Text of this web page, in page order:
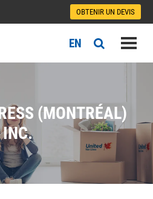
OBTENIR UN DEVIS
EN
(MONTRÉAL)
INC.